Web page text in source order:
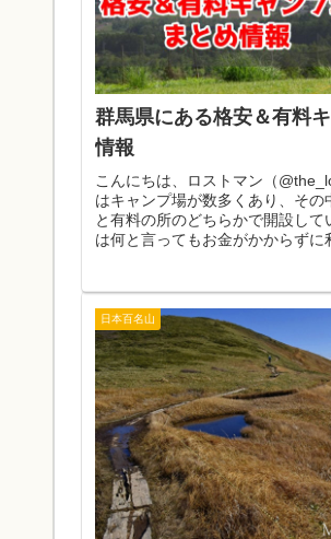
群馬県にある格安＆有料
情報
こんにちは、ロストマン（
はキャンプ場が数多くあり、そ
と有料の所のどちらかで開設し
は何と言ってもお金がかからずに
日本百名山